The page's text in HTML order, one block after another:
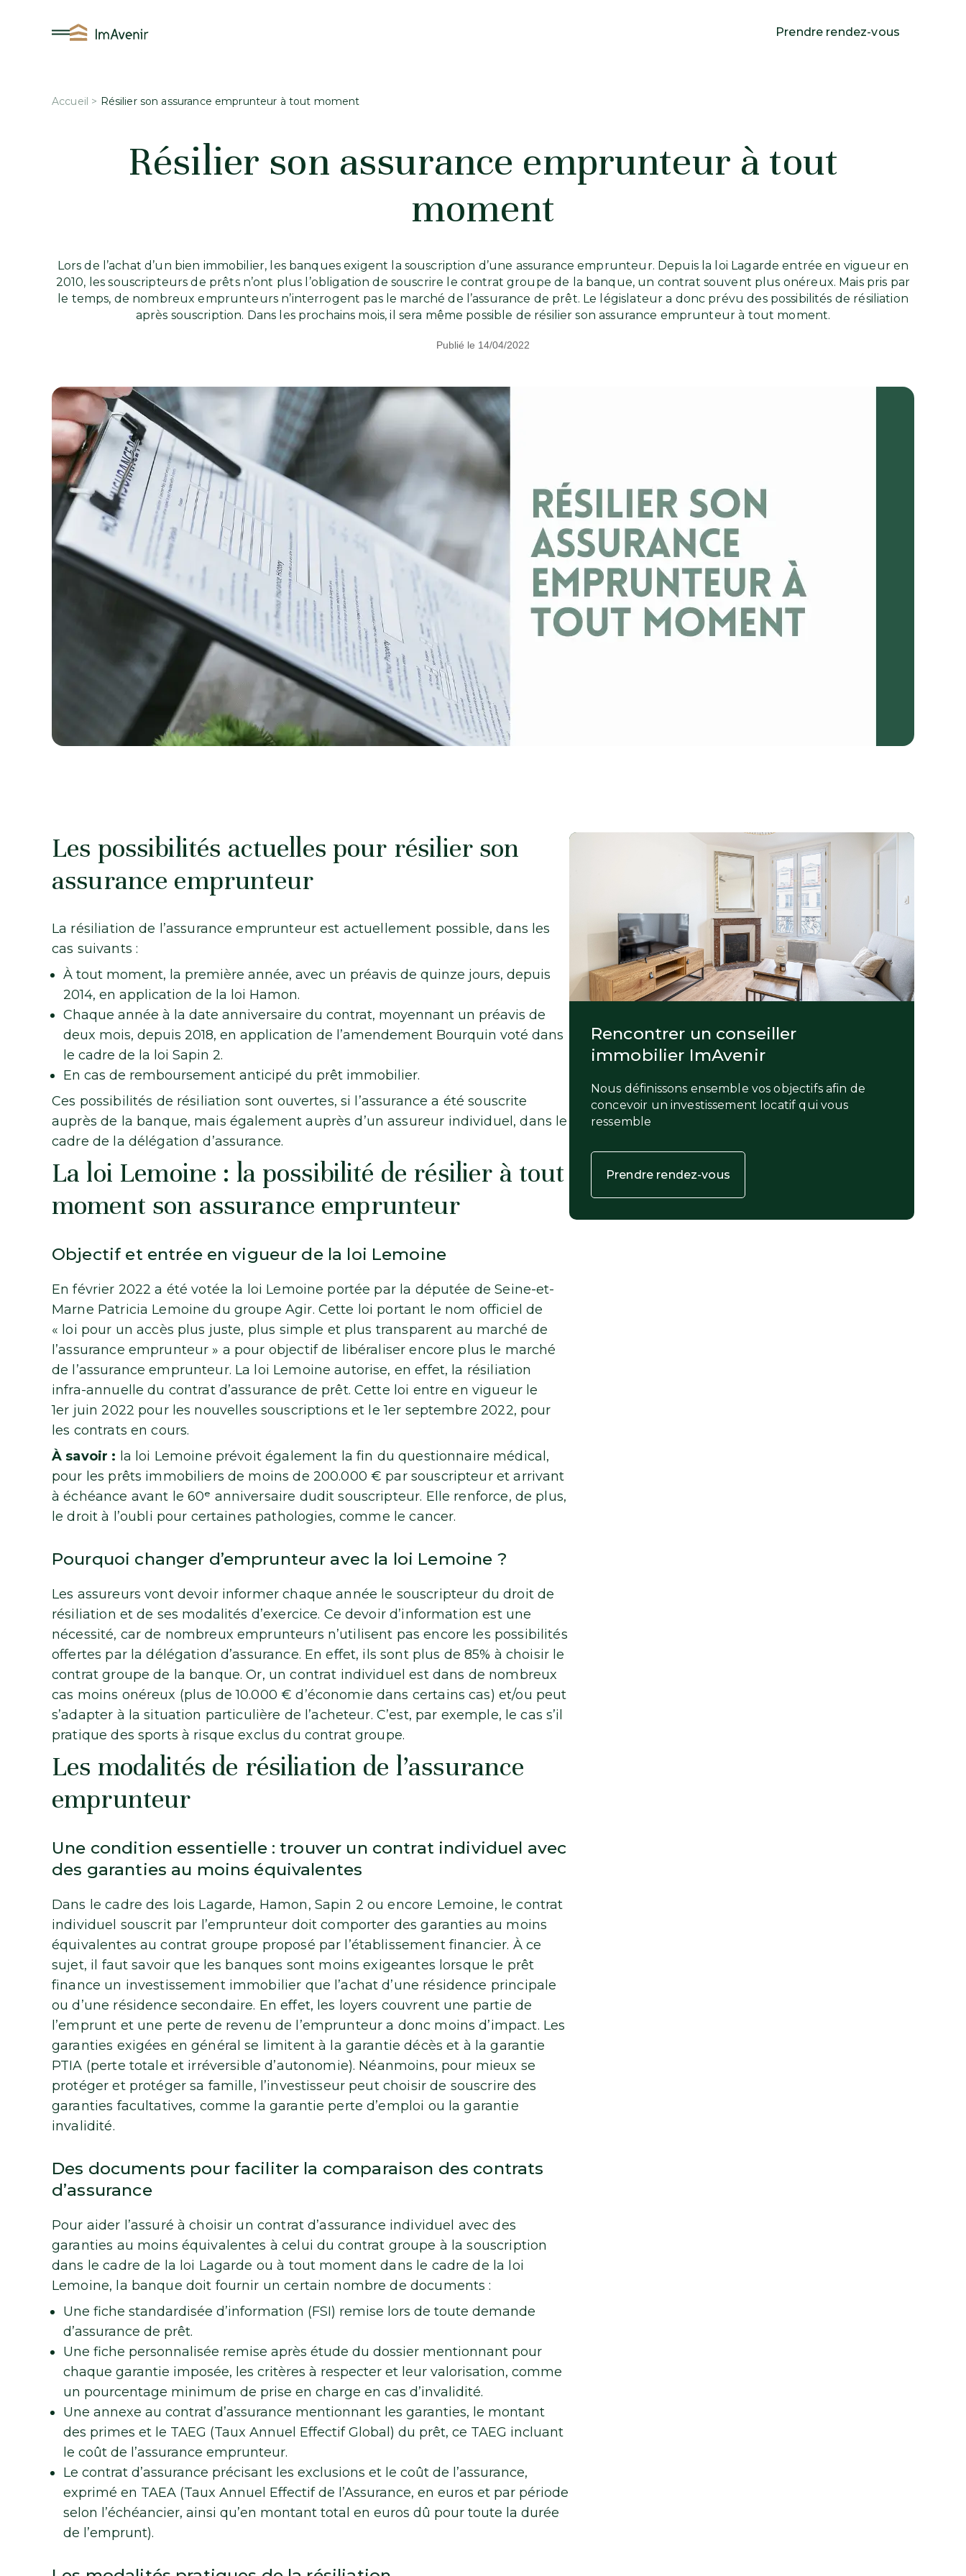
Prendre rendez-vous
Accueil > Résilier son assurance emprunteur à tout moment
Résilier son assurance emprunteur à tout
moment
Lors de l’achat d’un bien immobilier, les banques exigent la souscription d’une assurance emprunteur. Depuis la loi Lagarde entrée en vigueur en
2010, les souscripteurs de prêts n’ont plus l’obligation de souscrire le contrat groupe de la banque, un contrat souvent plus onéreux. Mais pris par
le temps, de nombreux emprunteurs n’interrogent pas le marché de l’assurance de prêt. Le législateur a donc prévu des possibilités de résiliation
après souscription. Dans les prochains mois, il sera même possible de résilier son assurance emprunteur à tout moment.
Publié le 14/04/2022
Les possibilités actuelles pour résilier son
assurance emprunteur
La résiliation de l’assurance emprunteur est actuellement possible, dans les
cas suivants :
À tout moment, la première année, avec un préavis de quinze jours, depuis
2014, en application de la loi Hamon.
Chaque année à la date anniversaire du contrat, moyennant un préavis de
deux mois, depuis 2018, en application de l’amendement Bourquin voté dans
le cadre de la loi Sapin 2.
En cas de remboursement anticipé du prêt immobilier.
Ces possibilités de résiliation sont ouvertes, si l’assurance a été souscrite
auprès de la banque, mais également auprès d’un assureur individuel, dans le
cadre de la délégation d’assurance.
La loi Lemoine : la possibilité de résilier à tout
moment son assurance emprunteur
Objectif et entrée en vigueur de la loi Lemoine
En février 2022 a été votée la loi Lemoine portée par la députée de Seine-et-
Marne Patricia Lemoine du groupe Agir. Cette loi portant le nom officiel de
« loi pour un accès plus juste, plus simple et plus transparent au marché de
l’assurance emprunteur » a pour objectif de libéraliser encore plus le marché
de l’assurance emprunteur. La loi Lemoine autorise, en effet, la résiliation
infra-annuelle du contrat d’assurance de prêt. Cette loi entre en vigueur le
1er juin 2022 pour les nouvelles souscriptions et le 1er septembre 2022, pour
les contrats en cours.
À savoir : la loi Lemoine prévoit également la fin du questionnaire médical,
pour les prêts immobiliers de moins de 200.000 € par souscripteur et arrivant
à échéance avant le 60ᵉ anniversaire dudit souscripteur. Elle renforce, de plus,
le droit à l’oubli pour certaines pathologies, comme le cancer.
Pourquoi changer d’emprunteur avec la loi Lemoine ?
Les assureurs vont devoir informer chaque année le souscripteur du droit de
résiliation et de ses modalités d’exercice. Ce devoir d’information est une
nécessité, car de nombreux emprunteurs n’utilisent pas encore les possibilités
offertes par la délégation d’assurance. En effet, ils sont plus de 85% à choisir le
contrat groupe de la banque. Or, un contrat individuel est dans de nombreux
cas moins onéreux (plus de 10.000 € d’économie dans certains cas) et/ou peut
s’adapter à la situation particulière de l’acheteur. C’est, par exemple, le cas s’il
pratique des sports à risque exclus du contrat groupe.
Les modalités de résiliation de l’assurance
emprunteur
Une condition essentielle : trouver un contrat individuel avec
des garanties au moins équivalentes
Dans le cadre des lois Lagarde, Hamon, Sapin 2 ou encore Lemoine, le contrat
individuel souscrit par l’emprunteur doit comporter des garanties au moins
équivalentes au contrat groupe proposé par l’établissement financier. À ce
sujet, il faut savoir que les banques sont moins exigeantes lorsque le prêt
finance un investissement immobilier que l’achat d’une résidence principale
ou d’une résidence secondaire. En effet, les loyers couvrent une partie de
l’emprunt et une perte de revenu de l’emprunteur a donc moins d’impact. Les
garanties exigées en général se limitent à la garantie décès et à la garantie
PTIA (perte totale et irréversible d’autonomie). Néanmoins, pour mieux se
protéger et protéger sa famille, l’investisseur peut choisir de souscrire des
garanties facultatives, comme la garantie perte d’emploi ou la garantie
invalidité.
Des documents pour faciliter la comparaison des contrats
d’assurance
Pour aider l’assuré à choisir un contrat d’assurance individuel avec des
garanties au moins équivalentes à celui du contrat groupe à la souscription
dans le cadre de la loi Lagarde ou à tout moment dans le cadre de la loi
Lemoine, la banque doit fournir un certain nombre de documents :
Une fiche standardisée d’information (FSI) remise lors de toute demande
d’assurance de prêt.
Une fiche personnalisée remise après étude du dossier mentionnant pour
chaque garantie imposée, les critères à respecter et leur valorisation, comme
un pourcentage minimum de prise en charge en cas d’invalidité.
Une annexe au contrat d’assurance mentionnant les garanties, le montant
des primes et le TAEG (Taux Annuel Effectif Global) du prêt, ce TAEG incluant
le coût de l’assurance emprunteur.
Le contrat d’assurance précisant les exclusions et le coût de l’assurance,
exprimé en TAEA (Taux Annuel Effectif de l’Assurance, en euros et par période
selon l’échéancier, ainsi qu’en montant total en euros dû pour toute la durée
de l’emprunt).
Rencontrer un conseiller
immobilier ImAvenir
Nous définissons ensemble vos objectifs afin de
concevoir un investissement locatif qui vous
ressemble
Prendre rendez-vous